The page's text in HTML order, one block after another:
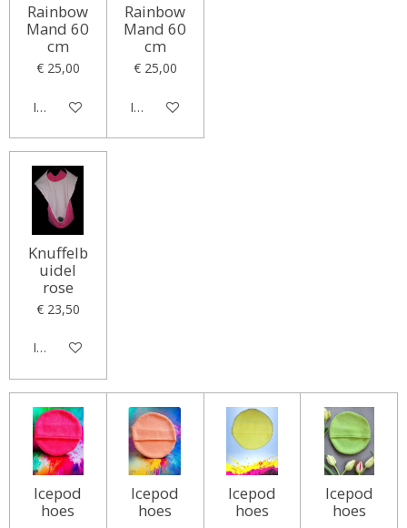
Rainbow
Mand 60
cm
€ 25,00
In winkelwagen
Rainbow
Mand 60
cm
€ 25,00
In winkelwagen
Knuffelb
uidel
rose
€ 23,50
In winkelwagen
Icepod
hoes
Icepod
hoes
Icepod
hoes
Icepod
hoes